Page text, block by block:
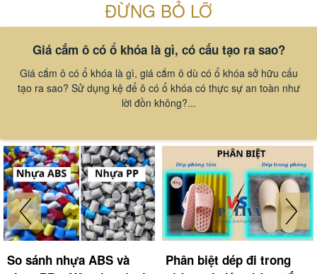
ĐỪNG BỎ LỠ
Giá cắm ô có ổ khóa là gì, có cấu tạo ra sao?
Giá cắm ô có ổ khóa là gì, giá cắm ô dù có ổ khóa sở hữu cấu
tạo ra sao? Sử dụng kệ để ô có ổ khóa có thực sự an toàn như
lời đồn không?...
So sánh nhựa ABS và
Phân biệt dép đi trong